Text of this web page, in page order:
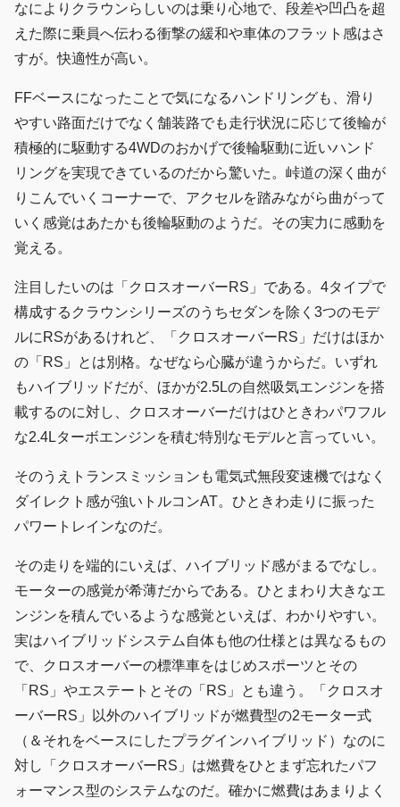
なによりクラウンらしいのは乗り心地で、段差や凹凸を超
えた際に乗員へ伝わる衝撃の緩和や車体のフラット感はさ
すが。快適性が高い。
FFベースになったことで気になるハンドリングも、滑り
やすい路面だけでなく舗装路でも走行状況に応じて後輪が
積極的に駆動する4WDのおかげで後輪駆動に近いハンド
リングを実現できているのだから驚いた。峠道の深く曲が
りこんでいくコーナーで、アクセルを踏みながら曲がって
いく感覚はあたかも後輪駆動のようだ。その実力に感動を
覚える。
注目したいのは「クロスオーバーRS」である。4タイプで
構成するクラウンシリーズのうちセダンを除く3つのモデ
ルにRSがあるけれど、「クロスオーバーRS」だけはほか
の「RS」とは別格。なぜなら心臓が違うからだ。いずれ
もハイブリッドだが、ほかが2.5Lの自然吸気エンジンを搭
載するのに対し、クロスオーバーだけはひときわパワフル
な2.4Lターボエンジンを積む特別なモデルと言っていい。
そのうえトランスミッションも電気式無段変速機ではなく
ダイレクト感が強いトルコンAT。ひときわ走りに振った
パワートレインなのだ。
その走りを端的にいえば、ハイブリッド感がまるでなし。
モーターの感覚が希薄だからである。ひとまわり大きなエ
ンジンを積んでいるような感覚といえば、わかりやすい。
実はハイブリッドシステム自体も他の仕様とは異なるもの
で、クロスオーバーの標準車をはじめスポーツとその
「RS」やエステートとその「RS」とも違う。「クロスオ
ーバーRS」以外のハイブリッドが燃費型の2モーター式
（＆それをベースにしたプラグインハイブリッド）なのに
対し「クロスオーバーRS」は燃費をひとまず忘れたパフ
ォーマンス型のシステムなのだ。確かに燃費はあまりよく